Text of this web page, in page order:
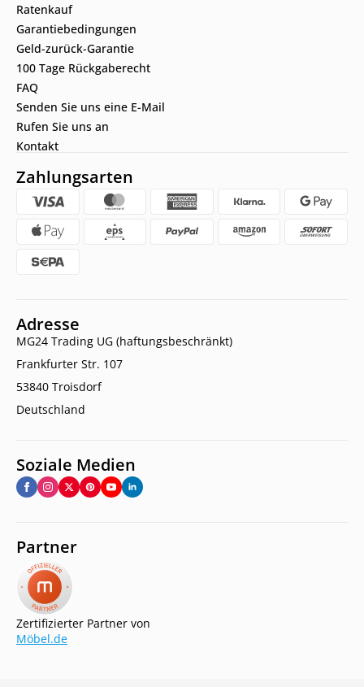
Ratenkauf
Garantiebedingungen
Geld-zurück-Garantie
100 Tage Rückgaberecht
FAQ
Senden Sie uns eine E-Mail
Rufen Sie uns an
Kontakt
Zahlungsarten
Adresse
MG24 Trading UG (haftungsbeschränkt)
Frankfurter Str. 107
53840 Troisdorf
Deutschland
Soziale Medien
Partner
Zertifizierter Partner von
Möbel.de